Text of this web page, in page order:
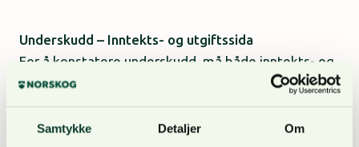
Samtykke Detaljer Om
Underskudd – Inntekts- og utgiftssida
For å konstatere underskudd, må både inntekts- og
utgiftssida være dokumentert som ved
‘Underskudd tynning’ (Hovedkode 140). Inntektssida
består som regel av brutto tømmerverdi og